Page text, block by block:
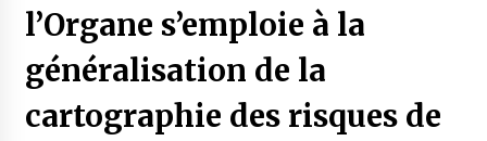
l’Organe s’emploie à la
généralisation de la
cartographie des risques de